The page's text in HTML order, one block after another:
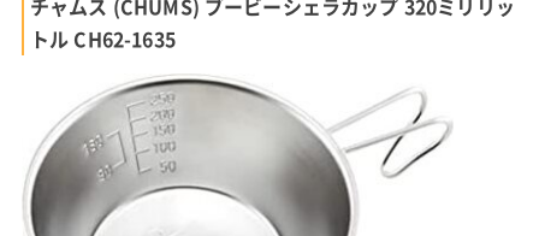
チャムス (CHUMS) ブービーシェラカップ 320ミリリッ
トル CH62-1635